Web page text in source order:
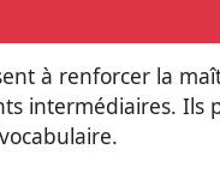
à renforcer la
intermédiaires.